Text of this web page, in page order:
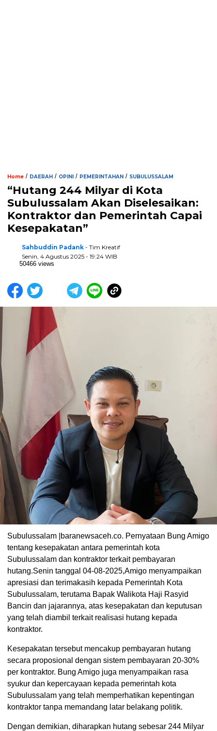
Home / DAERAH / OPINI / PEMERINTAHAN / SUBULUSSALAM
“Hutang 244 Milyar di Kota
Subulussalam Akan Diselesaikan:
Kontraktor dan Pemerintah Capai
Kesepakatan”
Sahbuddin Padank - Tim Kreatif
Senin, 4 Agustus 2025 - 19:24 WIB
50466 views
Subulussalam |baranewsaceh.co. Pernyataan Bung Amigo
tentang kesepakatan antara pemerintah kota
Subulussalam dan kontraktor terkait pembayaran
hutang.Senin tanggal 04-08-2025,Amigo menyampaikan
apresiasi dan terimakasih kepada Pemerintah Kota
Subulussalam, terutama Bapak Walikota Haji Rasyid
Bancin dan jajarannya, atas kesepakatan dan keputusan
yang telah diambil terkait realisasi hutang kepada
kontraktor.
Kesepakatan tersebut mencakup pembayaran hutang
secara proposional dengan sistem pembayaran 20-30%
per kontraktor. Bung Amigo juga menyampaikan rasa
syukur dan kepercayaan kepada pemerintah kota
Subulussalam yang telah memperhatikan kepentingan
kontraktor tanpa memandang latar belakang politik.
Dengan demikian, diharapkan hutang sebesar 244 Milyar